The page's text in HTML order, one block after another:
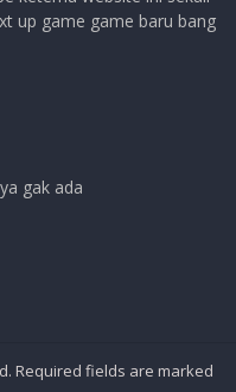
up game game baru bang
gak ada
Required fields are marked